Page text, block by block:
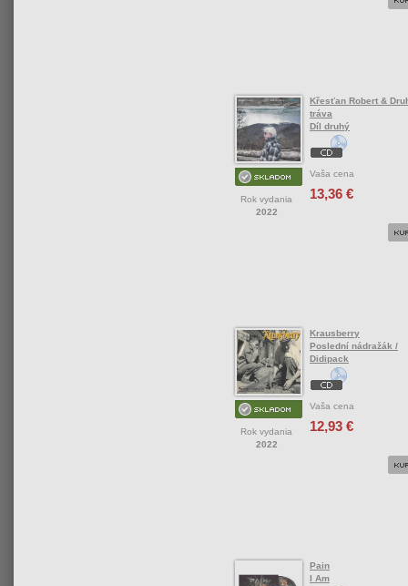
Rok vydania
2022
Křesťan Robert &
tráva
Díl druhý
Vaša cena
13,36 €
Rok vydania
2022
Krausberry
Poslední nádražák /
Didipack
Vaša cena
12,93 €
Pain
I Am